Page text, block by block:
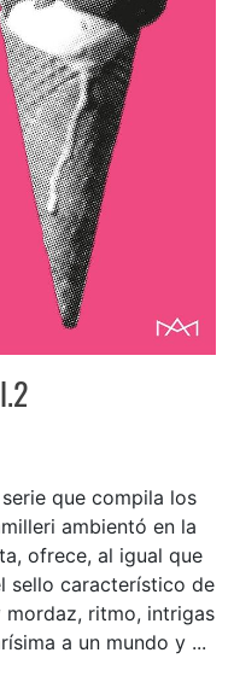
que compila los
ambientó en la
ofrece, al igual que
sello característico de
mordaz, ritmo, intrigas
a un mundo y ...